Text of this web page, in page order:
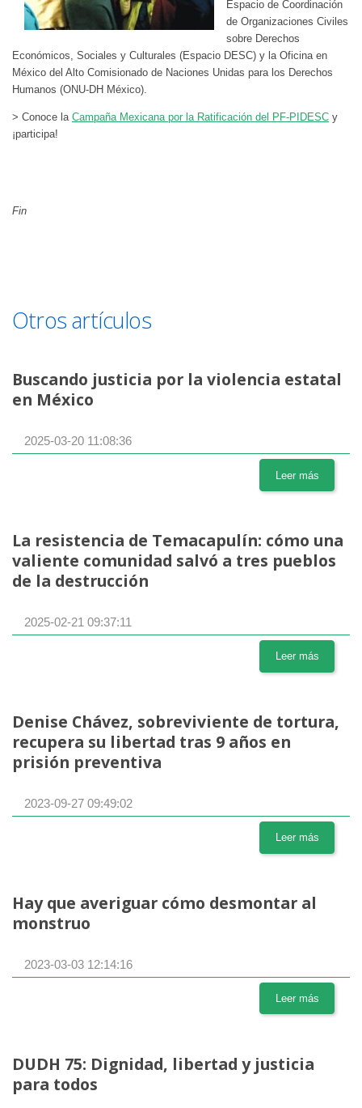
Espacio de Coordinación
de Organizaciones Civiles
sobre Derechos
Económicos, Sociales y Culturales (Espacio DESC) y la Oficina en
México del Alto Comisionado de Naciones Unidas para los Derechos
Humanos (ONU-DH México).
> Conoce la Campaña Mexicana por la Ratificación del PF-PIDESC y
¡participa!
Fin
Otros artículos
Buscando justicia por la violencia estatal
en México
2025-03-20 11:08:36
Leer más
La resistencia de Temacapulín: cómo una
valiente comunidad salvó a tres pueblos
de la destrucción
2025-02-21 09:37:11
Leer más
Denise Chávez, sobreviviente de tortura,
recupera su libertad tras 9 años en
prisión preventiva
2023-09-27 09:49:02
Leer más
Hay que averiguar cómo desmontar al
monstruo
2023-03-03 12:14:16
Leer más
DUDH 75: Dignidad, libertad y justicia
para todos